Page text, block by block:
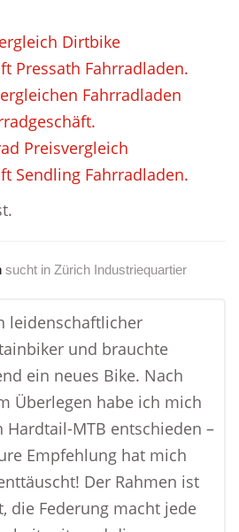
Dirtbike
Pressath Fahrradladen.
Fahrradladen
Preisvergleich
Sendling Fahrradladen.
sucht in Zürich Industriequartier
leidenschaftlicher
und brauchte
ein neues Bike. Nach
Überlegen habe ich mich
Hardtail-MTB entschieden –
Empfehlung hat mich
Der Rahmen ist
die Federung macht jede